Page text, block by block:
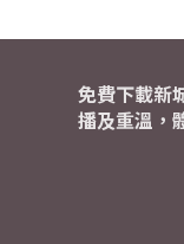
免費下載新
播及重溫，